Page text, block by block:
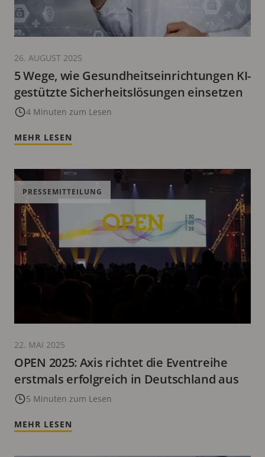
5 Wege, wie Gesundheitseinrichtungen KI-
gestützte Sicherheitslösungen einsetzen
4 Minuten zum Lesen
26. AUGUST 2025
MEHR LESEN
OPEN 2025: Axis richtet die Eventreihe
erstmals erfolgreich in Deutschland aus
5 Minuten zum Lesen
PRESSEMITTEILUNG
22. MAI 2025
MEHR LESEN